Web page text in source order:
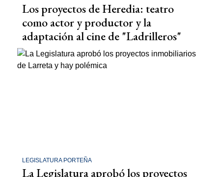
Los proyectos de Heredia: teatro
como actor y productor y la
adaptación al cine de "Ladrilleros"
LEGISLATURA PORTEÑA
La Legislatura aprobó los proyectos